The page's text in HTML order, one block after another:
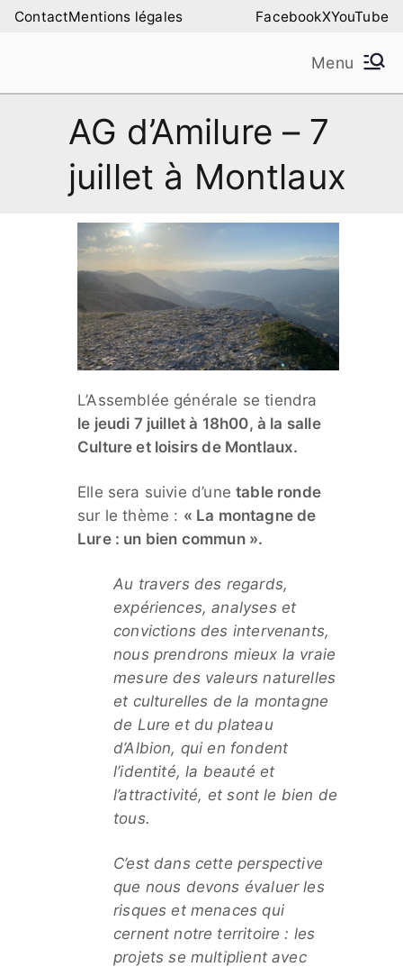
AllerContactMentions légales FacebookXYouTube
Amilure – Les Amis
de la Montagne de
Lure
Menu
AG d’Amilure – 7
juillet à Montlaux
L’Assemblée générale se tiendra
le jeudi 7 juillet à 18h00, à la salle
Culture et loisirs de Montlaux.
Elle sera suivie d’unetable ronde
sur le thème : « La montagne de
Lure : un bien commun ».
Au travers des regards,
expériences, analyses et
convictions des intervenants,
nous prendrons mieux la vraie
mesure des valeurs naturelles
et culturelles de la montagne
de Lure et du plateau
d’Albion, qui en fondent
l’identité, la beauté et
l’attractivité, et sont le bien de
tous.
C’est dans cette perspective
que nous devons évaluer les
risques et menaces qui
cernent notre territoire : les
projets se multiplient avec